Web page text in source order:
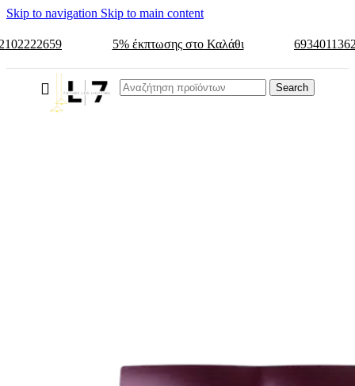
Skip to navigation Skip to main content
5% έκπτωσης στο Καλάθι
Search